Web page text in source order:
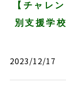
【チャレ
別支援学
2023/12/17